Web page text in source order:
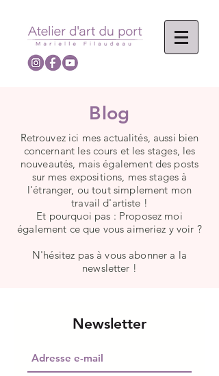
Blog
Retrouvez ici mes actualités, aussi bien
concernant les cours et les stages, les
nouveautés, mais également des posts
sur mes expositions, mes stages à
l'étranger, ou tout simplement mon
travail d'artiste !
Et pourquoi pas : Proposez moi
également ce que vous aimeriez y voir ?
N'hésitez pas à vous abonner a la
newsletter !
Newsletter